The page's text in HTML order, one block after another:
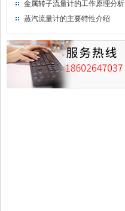
金属转子流量计的工作原理分析
蒸汽流量计的主要特性介绍